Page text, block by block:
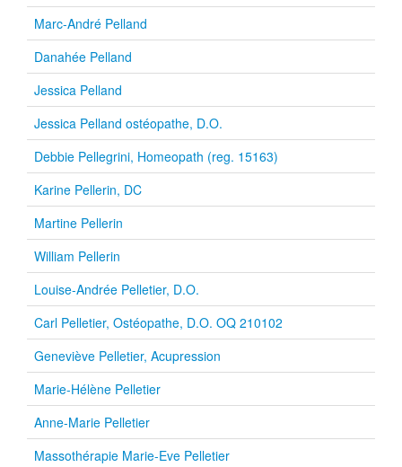
Marc-André Pelland
Danahée Pelland
Jessica Pelland
Jessica Pelland ostéopathe, D.O.
Debbie Pellegrini, Homeopath (reg. 15163)
Karine Pellerin, DC
Martine Pellerin
William Pellerin
Louise-Andrée Pelletier, D.O.
Carl Pelletier, Ostéopathe, D.O. OQ 210102
Geneviève Pelletier, Acupression
Marie-Hélène Pelletier
Anne-Marie Pelletier
Massothérapie Marie-Eve Pelletier